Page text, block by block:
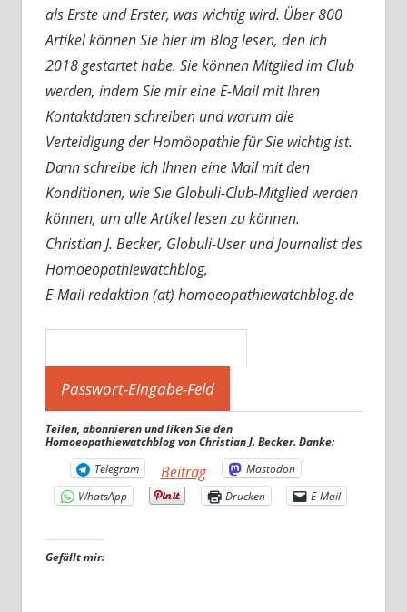
als Erste und Erster, was wichtig wird. Über 800
Artikel können Sie hier im Blog lesen, den ich
2018 gestartet habe. Sie können Mitglied im Club
werden, indem Sie mir eine E-Mail mit Ihren
Kontaktdaten schreiben und warum die
Verteidigung der Homöopathie für Sie wichtig ist.
Dann schreibe ich Ihnen eine Mail mit den
Konditionen, wie Sie Globuli-Club-Mitglied werden
können, um alle Artikel lesen zu können.
Christian J. Becker, Globuli-User und Journalist des
Homoeopathiewatchblog,
E-Mail redaktion (at) homoeopathiewatchblog.de
Teilen, abonnieren und liken Sie den
Homoeopathiewatchblog von Christian J. Becker. Danke:
Telegram
Beitrag
Mastodon
WhatsApp
Drucken E-Mail
Gefällt mir: